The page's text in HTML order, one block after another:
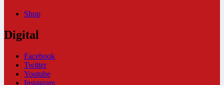
Shop
Digital
Facebook
Twitter
Youtube
Instagram